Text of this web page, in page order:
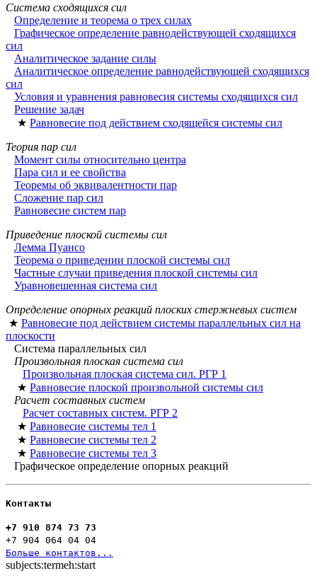
Система сходящихся сил
Определение и теорема о трех силах
Графическое определение равнодействующей сходящихся
сил
Аналитическое задание силы
Аналитическое определение равнодействующей сходящихся
сил
Условия и уравнения равновесия системы сходящихся сил
Решение задач
★ Равновесие под действием сходящейся системы сил
Теория пар сил
Момент силы относительно центра
Пара сил и ее свойства
Теоремы об эквивалентности пар
Сложение пар сил
Равновесие систем пар
Приведение плоской системы сил
Лемма Пуансо
Теорема о приведении плоской системы сил
Частные случаи приведения плоской системы сил
Уравновешенная система сил
Определение опорных реакций плоских стержневых систем
★ Равновесие под действием системы параллельных сил на
плоскости
Система параллельных сил
Произвольная плоская система сил
Произвольная плоская система сил. РГР 1
★ Равновесие плоской произвольной системы сил
Расчет составных систем
Расчет составных систем. РГР 2
★ Равновесие системы тел 1
★ Равновесие системы тел 2
★ Равновесие системы тел 3
Графическое определение опорных реакций
Контакты
+7 910 874 73 73
+7 904 064 04 04
Больше контактов...
subjects:termeh:start